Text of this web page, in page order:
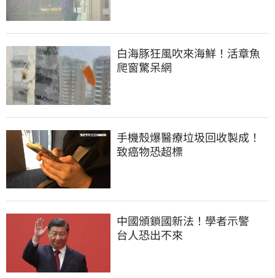
白海豚狂風吹來海鮮！活章魚
爬窗驚呆網
手機殼爆醫療垃圾回收製成！
致癌物恐超標
中國頒鎖國新法！學者示警
台人恐出不來